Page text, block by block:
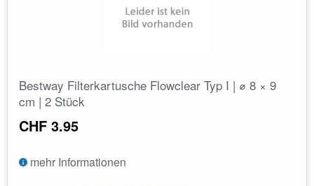
Bestway Filterkartusche Flowclear Typ I | ⌀ 8 × 9
cm | 2 Stück
CHF 3.95
mehr Informationen